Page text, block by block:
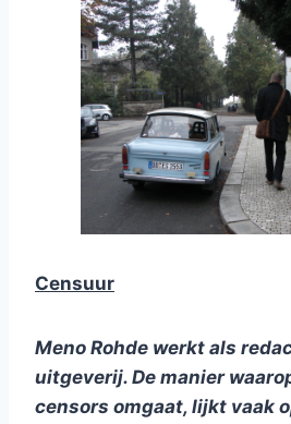
Censuur
Meno Rohde werkt als
uitgeverij. De manier
censors omgaat, lijkt vaak